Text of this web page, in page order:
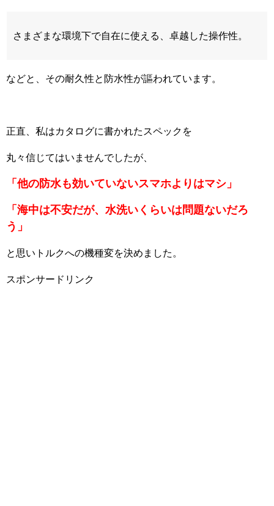
さまざまな環境下で自在に使える、卓越した操作性。
などと、その耐久性と防水性が謳われています。
正直、私はカタログに書かれたスペックを
丸々信じてはいませんでしたが、
「他の防水も効いていないスマホよりはマシ」
「海中は不安だが、水洗いくらいは問題ないだろ
う」
と思いトルクへの機種変を決めました。
スポンサードリンク